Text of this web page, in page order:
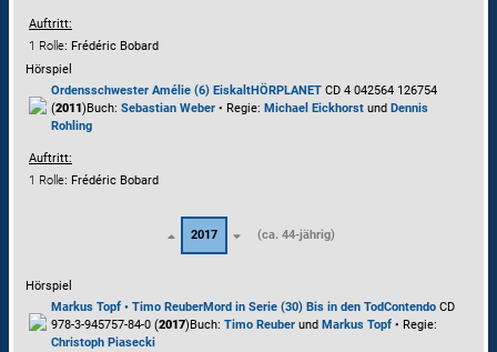
Auftritt:
1 Rolle: Frédéric Bobard
Hörspiel
Ordensschwester Amélie (6) EiskaltHÖRPLANET CD 4 042564 126754
(2011)Buch: Sebastian Weber • Regie: Michael Eickhorst und Dennis
Rohling
Auftritt:
1 Rolle: Frédéric Bobard
2017 (ca. 44-jährig)
Hörspiel
Markus Topf • Timo ReuberMord in Serie (30) Bis in den TodContendo CD
978-3-945757-84-0 (2017)Buch: Timo Reuber und Markus Topf • Regie:
Christoph Piasecki